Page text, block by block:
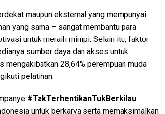
maupun eksternal yang mempunyai
yang sama – sangat membantu para
untuk meraih mimpi. Selain itu, faktor
sumber daya dan akses untuk
mengakibatkan 28,64% perempuan muda
pelatihan.
#TakTerhentikanTukBerkilau
untuk berkarya serta memaksimalkan